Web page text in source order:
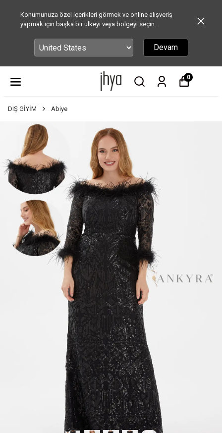
Konumunuza özel içerikleri görmek ve online alışveriş
yapmak için başka bir ülkeyi veya bölgeyi seçin.
Devam
0
DIŞ GİYİM Abiye